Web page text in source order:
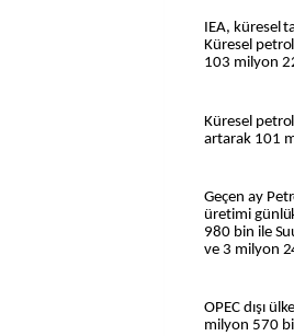
IEA, küresel
Küresel
103 milyon
Küresel
artarak 101
Geçen ay
üretimi
980 bin ile
ve 3 milyon
OPEC dışı
milyon 570